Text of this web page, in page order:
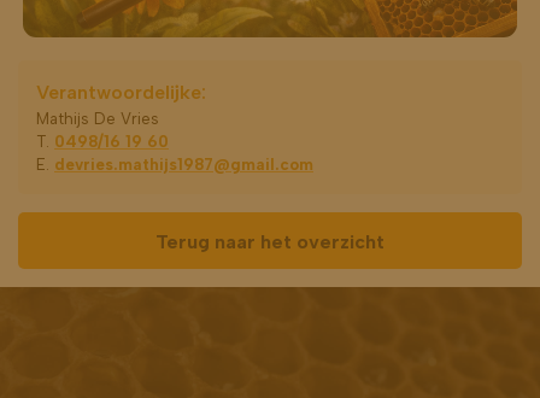
Verantwoordelijke:
Mathijs De Vries
T. 0498/16 19 60
E. devries.mathijs1987@gmail.com
Terug naar het overzicht